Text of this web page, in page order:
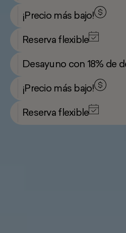
¡Precio más bajo!
Reserva flexible
Desayuno con 18% de
¡Precio más bajo!
Reserva flexible